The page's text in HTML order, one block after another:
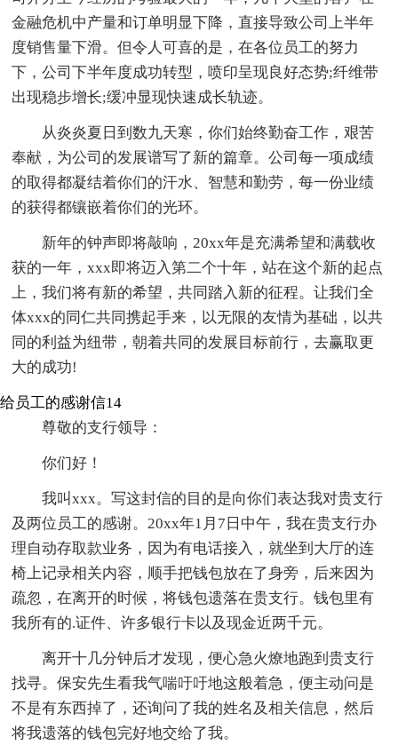
金融危机中产量和订单明显下降，直接导致公司上半年
度销售量下滑。但令人可喜的是，在各位员工的努力
下，公司下半年度成功转型，喷印呈现良好态势;纤维带
出现稳步增长;缓冲显现快速成长轨迹。
从炎炎夏日到数九天寒，你们始终勤奋工作，艰苦
奉献，为公司的发展谱写了新的篇章。公司每一项成绩
的取得都凝结着你们的汗水、智慧和勤劳，每一份业绩
的获得都镶嵌着你们的光环。
新年的钟声即将敲响，20xx年是充满希望和满载收
获的一年，xxx即将迈入第二个十年，站在这个新的起点
上，我们将有新的希望，共同踏入新的征程。让我们全
体xxx的同仁共同携起手来，以无限的友情为基础，以共
同的利益为纽带，朝着共同的发展目标前行，去赢取更
大的成功!
给员工的感谢信14
尊敬的支行领导：
你们好！
我叫xxx。写这封信的目的是向你们表达我对贵支行
及两位员工的感谢。20xx年1月7日中午，我在贵支行办
理自动存取款业务，因为有电话接入，就坐到大厅的连
椅上记录相关内容，顺手把钱包放在了身旁，后来因为
疏忽，在离开的时候，将钱包遗落在贵支行。钱包里有
我所有的.证件、许多银行卡以及现金近两千元。
离开十几分钟后才发现，便心急火燎地跑到贵支行
找寻。保安先生看我气喘吁吁地这般着急，便主动问是
不是有东西掉了，还询问了我的姓名及相关信息，然后
将我遗落的钱包完好地交给了我。